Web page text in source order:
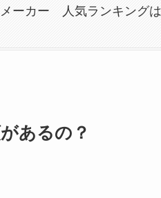
ーカー 人気ランキング
あるの？